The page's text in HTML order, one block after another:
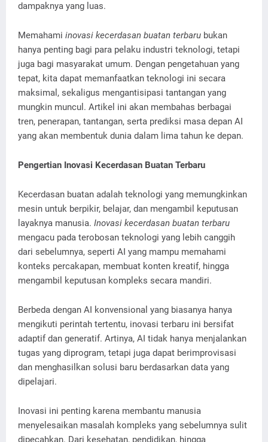
dampaknya yang luas.
Memahami inovasi kecerdasan buatan terbaru bukan
hanya penting bagi para pelaku industri teknologi, tetapi
juga bagi masyarakat umum. Dengan pengetahuan yang
tepat, kita dapat memanfaatkan teknologi ini secara
maksimal, sekaligus mengantisipasi tantangan yang
mungkin muncul. Artikel ini akan membahas berbagai
tren, penerapan, tantangan, serta prediksi masa depan AI
yang akan membentuk dunia dalam lima tahun ke depan.
Pengertian Inovasi Kecerdasan Buatan Terbaru
Kecerdasan buatan adalah teknologi yang memungkinkan
mesin untuk berpikir, belajar, dan mengambil keputusan
layaknya manusia. Inovasi kecerdasan buatan terbaru
mengacu pada terobosan teknologi yang lebih canggih
dari sebelumnya, seperti AI yang mampu memahami
konteks percakapan, membuat konten kreatif, hingga
mengambil keputusan kompleks secara mandiri.
Berbeda dengan AI konvensional yang biasanya hanya
mengikuti perintah tertentu, inovasi terbaru ini bersifat
adaptif dan generatif. Artinya, AI tidak hanya menjalankan
tugas yang diprogram, tetapi juga dapat berimprovisasi
dan menghasilkan solusi baru berdasarkan data yang
dipelajari.
Inovasi ini penting karena membantu manusia
menyelesaikan masalah kompleks yang sebelumnya sulit
dipecahkan. Dari kesehatan, pendidikan, hingga